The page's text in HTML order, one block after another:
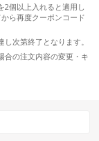
2個以上入れると適用し
ら再度クーポンコード
次第終了となります。
合の注文内容の変更・キ